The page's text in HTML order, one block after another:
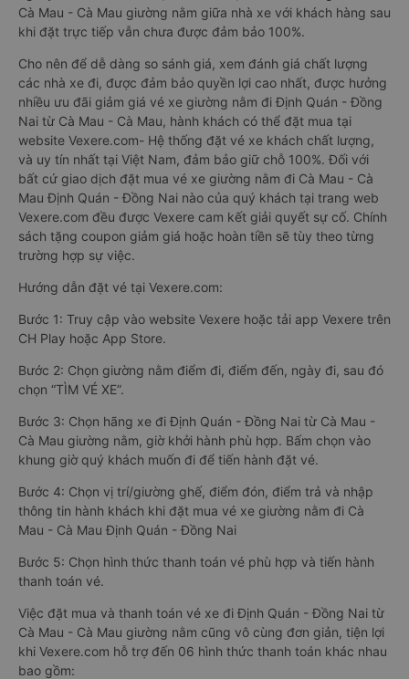
Cà Mau - Cà Mau giường nằm giữa nhà xe với khách hàng sau
khi đặt trực tiếp vẫn chưa được đảm bảo 100%.
Cho nên để dễ dàng so sánh giá, xem đánh giá chất lượng
các nhà xe đi, được đảm bảo quyền lợi cao nhất, được hưởng
nhiều ưu đãi giảm giá vé xe giường nằm đi Định Quán - Đồng
Nai từ Cà Mau - Cà Mau, hành khách có thể đặt mua tại
website Vexere.com- Hệ thống đặt vé xe khách chất lượng,
và uy tín nhất tại Việt Nam, đảm bảo giữ chỗ 100%. Đối với
bất cứ giao dịch đặt mua vé xe giường nằm đi Cà Mau - Cà
Mau Định Quán - Đồng Nai nào của quý khách tại trang web
Vexere.com đều được Vexere cam kết giải quyết sự cố. Chính
sách tặng coupon giảm giá hoặc hoàn tiền sẽ tùy theo từng
trường hợp sự việc.
Hướng dẫn đặt vé tại Vexere.com:
Bước 1: Truy cập vào website Vexere hoặc tải app Vexere trên
CH Play hoặc App Store.
Bước 2: Chọn giường nằm điểm đi, điểm đến, ngày đi, sau đó
chọn “TÌM VÉ XE”.
Bước 3: Chọn hãng xe đi Định Quán - Đồng Nai từ Cà Mau -
Cà Mau giường nằm, giờ khởi hành phù hợp. Bấm chọn vào
khung giờ quý khách muốn đi để tiến hành đặt vé.
Bước 4: Chọn vị trí/giường ghế, điểm đón, điểm trả và nhập
thông tin hành khách khi đặt mua vé xe giường nằm đi Cà
Mau - Cà Mau Định Quán - Đồng Nai
Bước 5: Chọn hình thức thanh toán vé phù hợp và tiến hành
thanh toán vé.
Việc đặt mua và thanh toán vé xe đi Định Quán - Đồng Nai từ
Cà Mau - Cà Mau giường nằm cũng vô cùng đơn giản, tiện lợi
khi Vexere.com hỗ trợ đến 06 hình thức thanh toán khác nhau
bao gồm: